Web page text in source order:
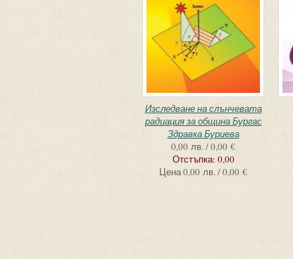
Изследване на слънчевата
радиация за община Бургас
Здравка Буриева
0,00 лв. / 0,00 €
Отстъпка: 0,00
Цена0,00 лв. / 0,00 €